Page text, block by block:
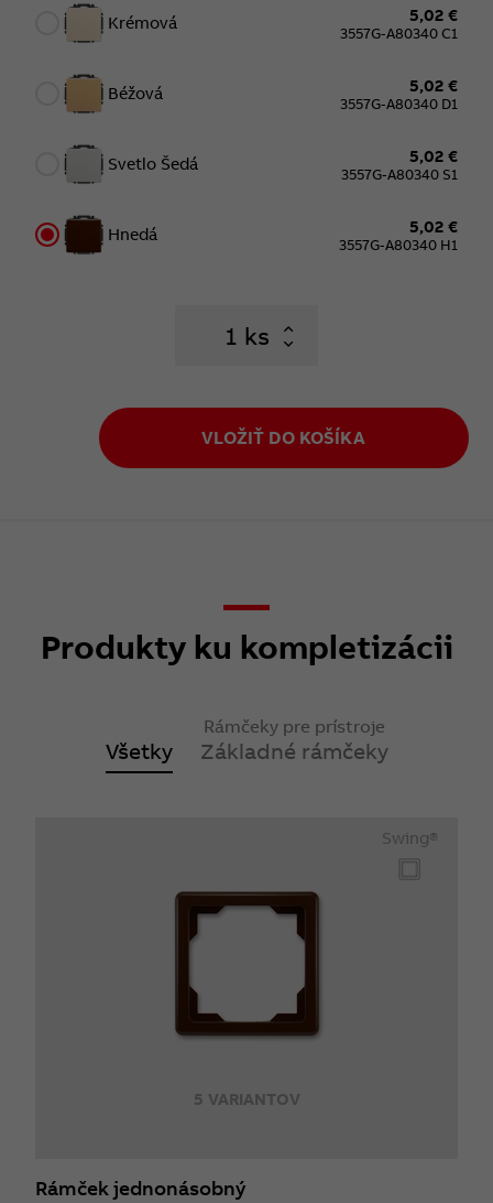
Krémová 5,02 €
3557G-A80340 C1
Béžová 5,02 €
3557G-A80340 D1
Svetlo Šedá 5,02 €
3557G-A80340 S1
Hnedá 5,02 €
3557G-A80340 H1
ks
VLOŽIŤ DO KOŠÍKA
Produkty ku kompletizácii
Všetky
Rámčeky pre prístroje
Základné rámčeky
5 VARIANTOV
Swing®
Rámček jednonásobný